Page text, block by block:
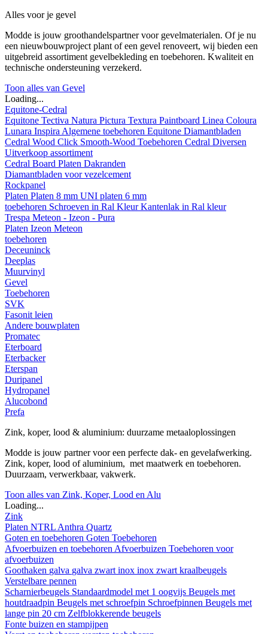
Alles voor je gevel
Modde is jouw groothandelspartner voor gevelmaterialen. Of je nu
een nieuwbouwproject plant of een gevel renoveert, wij bieden een
uitgebreid assortiment gevelbekleding en toebehoren. Kwaliteit en
technische ondersteuning verzekerd.
Toon alles van Gevel
Loading...
Equitone-Cedral
Equitone Tectiva Natura Pictura Textura Paintboard Linea Coloura
Lunara Inspira Algemene toebehoren Equitone Diamantbladen
Cedral Wood Click Smooth-Wood Toebehoren Cedral Diversen
Uitverkoop assortiment
Cedral Board Platen Dakranden
Diamantbladen voor vezelcement
Rockpanel
Platen Platen 8 mm UNI platen 6 mm
toebehoren Schroeven in Ral KleurKantenlak in Ral kleur
Trespa Meteon - Izeon - Pura
Platen Izeon Meteon
toebehoren
Deceuninck
Deeplas
Muurvinyl
Gevel
Toebehoren
SVK
Fasonit leien
Andere bouwplaten
Promatec
Eterboard
Eterbacker
Eterspan
Duripanel
Hydropanel
Alucobond
Prefa
Zink, koper, lood & aluminium: duurzame metaaloplossingen
Modde is jouw partner voor een perfecte dak- en gevelafwerking.
Zink, koper, lood of aluminium, met maatwerk en toebehoren.
Duurzaam, verwerkbaar, vakwerk.
Toon alles van Zink, Koper, Lood en Alu
Loading...
Zink
Platen NTRL Anthra Quartz
Goten en toebehoren Goten Toebehoren
Afvoerbuizen en toebehoren Afvoerbuizen Toebehoren voor
afvoerbuizen
Goothaken galva galva zwart inox inox zwart kraalbeugels
Verstelbare pennen
Scharnierbeugels Standaardmodel met 1 oogvijs Beugels met
houtdraadpin Beugels met schroefpin Schroefpinnen Beugels met
lange pin 20 cm Zelfblokkerende beugels
Fonte buizen en stampijpen